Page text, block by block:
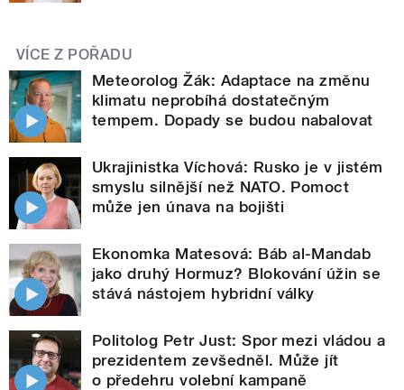
VÍCE Z POŘADU
Meteorolog Žák: Adaptace na změnu
klimatu neprobíhá dostatečným
tempem. Dopady se budou nabalovat
Ukrajinistka Víchová: Rusko je v jistém
smyslu silnější než NATO. Pomoct
může jen únava na bojišti
Ekonomka Matesová: Báb al-Mandab
jako druhý Hormuz? Blokování úžin se
stává nástojem hybridní války
Politolog Petr Just: Spor mezi vládou a
prezidentem zevšedněl. Může jít
o předehru volební kampaně